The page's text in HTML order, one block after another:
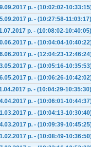
р. - (10:02:02-
р. - (10:27:58-11:03:17)
р. - (10:08:02-10:40:05)
р. - (10:04:04-
р. - (12:04:23-
р. - (10:05:16-
р. - (10:06:26-
р. - (10:04:29-10:35:30)
р. - (10:06:01-
р. - (10:04:13-
р. - (10:09:39-
р. - (10:08:49-